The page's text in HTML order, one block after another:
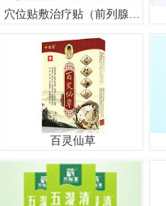
穴位贴敷治疗贴（前列腺贴）
百灵仙草